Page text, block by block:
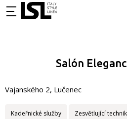
Salón
Vajanského 2, Lučenec
Kadeřnické služby Zesvětlující